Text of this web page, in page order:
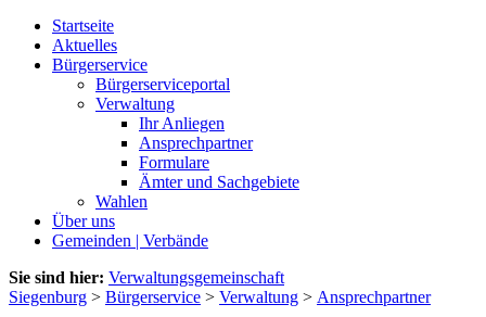
Startseite
Aktuelles
Bürgerservice
Bürgerserviceportal
Verwaltung
Ihr Anliegen
Ansprechpartner
Formulare
Ämter und Sachgebiete
Wahlen
Über uns
Gemeinden | Verbände
Sie sind hier: Verwaltungsgemeinschaft
Siegenburg > Bürgerservice > Verwaltung > Ansprechpartner